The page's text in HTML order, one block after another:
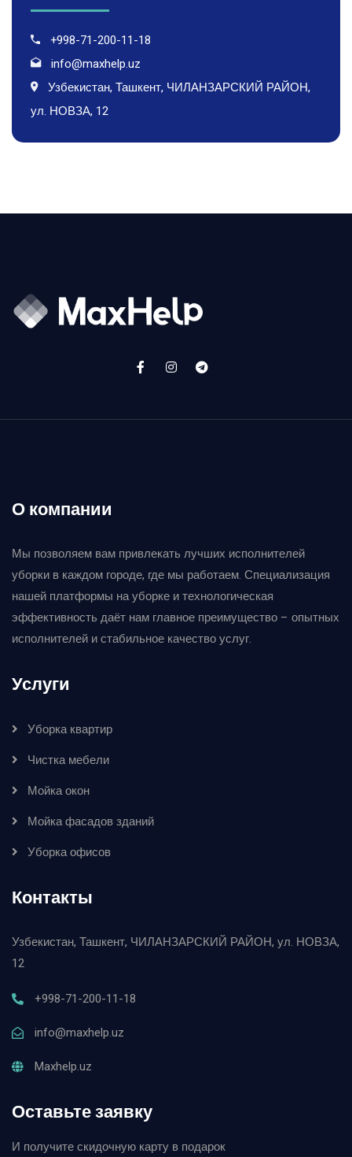
+998-71-200-11-18
info@maxhelp.uz
Узбекистан, Ташкент, ЧИЛАНЗАРСКИЙ РАЙОН,
ул. НОВЗА, 12
О компании
Мы позволяем вам привлекать лучших исполнителей
уборки в каждом городе, где мы работаем. Специализация
нашей платформы на уборке и технологическая
эффективность даёт нам главное преимущество – опытных
исполнителей и стабильное качество услуг.
Услуги
Уборка квартир
Чистка мебели
Мойка окон
Мойка фасадов зданий
Уборка офисов
Контакты
Узбекистан, Ташкент, ЧИЛАНЗАРСКИЙ РАЙОН, ул. НОВЗА,
12
+998-71-200-11-18
info@maxhelp.uz
Maxhelp.uz
Оставьте заявку
И получите скидочную карту в подарок